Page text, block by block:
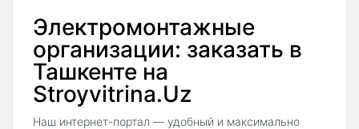
Электромонтажные
организации: заказать в
Ташкенте на
Stroyvitrina.Uz
Наш интернет-портал — удобный и максимально